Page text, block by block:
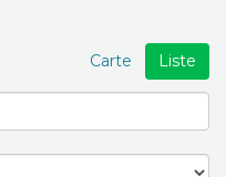
Liste
Carte